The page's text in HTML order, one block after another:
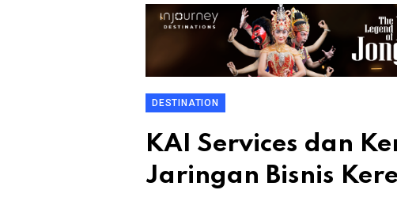
DESTINATION
KAI Services dan
Jaringan Bisnis